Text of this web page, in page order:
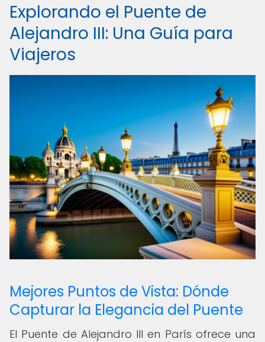
Explorando el Puente de
Alejandro III: Una Guía para
Viajeros
Mejores Puntos de Vista: Dónde
Capturar la Elegancia del Puente
El Puente de Alejandro III en París ofrece una